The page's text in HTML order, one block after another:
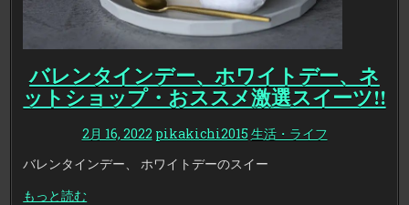
バレンタインデー、ホワイトデー、ネ
ットショップ・おススメ激選スイーツ!!
2月 16, 2022 pikakichi2015 生活・ライフ
バレンタインデー、 ホワイトデーのスイー
もっと読む